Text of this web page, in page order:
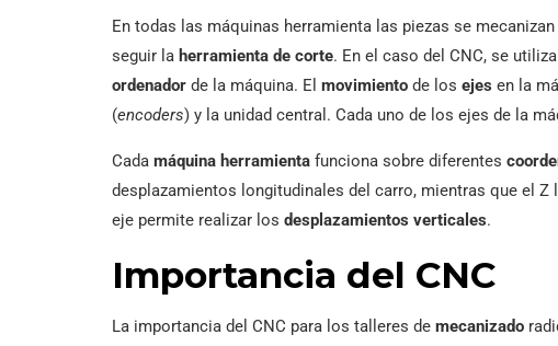
En todas las máquinas herramienta las piezas se
seguir la herramienta de corte. En el caso del CNC, se
ordenador de la máquina. El movimiento de los ejes en la
(encoders) y la unidad central. Cada uno de los ejes de la
Cada máquina herramienta funciona sobre diferentes
desplazamientos longitudinales del carro, mientras que el
eje permite realizar los desplazamientos verticales.
Importancia del CNC
La importancia del CNC para los talleres de mecanizado